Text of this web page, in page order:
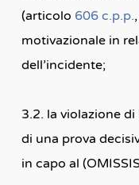
(articolo 606 c.p.p.
motivazionale in
dell’incidente;
3.2. la violazione
di una prova
in capo al